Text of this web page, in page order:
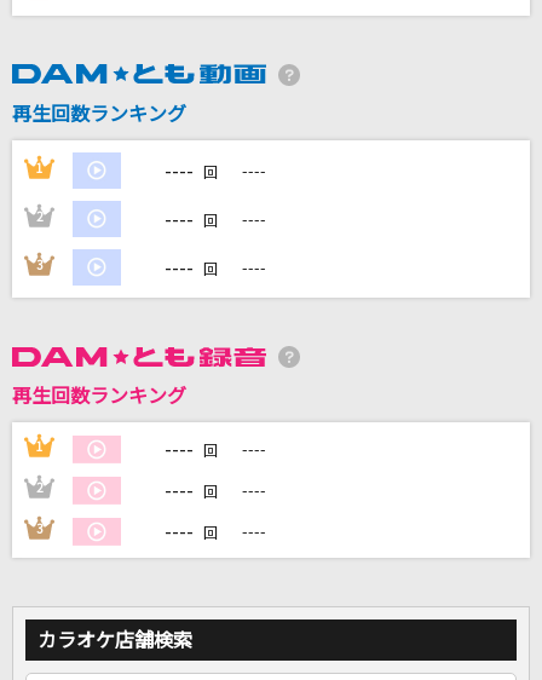
朧
市川由紀乃
DAMの新曲・ランキングなど
DAMに会員登録・ログインして
自宅でカラオケ歌い放題！
家族や友達と一緒に！練習にも！
再生回数ランキング
1 ---- 回 ----
2 ---- 回 ----
3 ---- 回 ----
再生回数ランキング
1 ---- 回 ----
2 ---- 回 ----
3 ---- 回 ----
カラオケ店舗検索